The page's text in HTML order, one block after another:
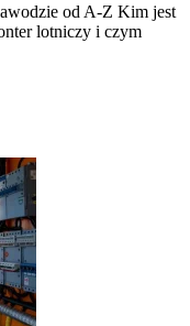
od A-Z Kim jest
lotniczy i czym